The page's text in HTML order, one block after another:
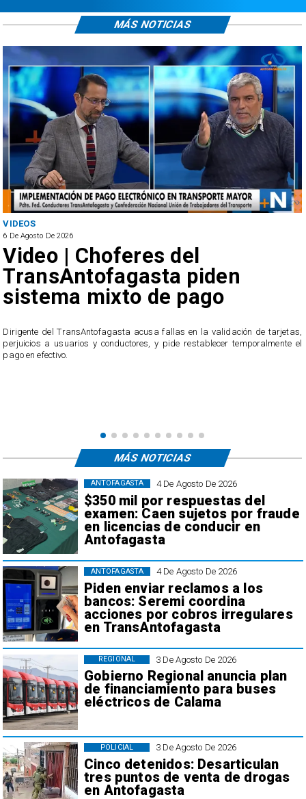
el
ANTOFAGASTA
6 De Agosto De 2026
SERNAC oficia a Bipay tras
reclamos por cobros
irregulares en el transporte
El servicio ofició a la empresa tras recibir casi 40 reclamos por parte de
MÁS NOTICIAS
4 De Agosto De 2026
$350 mil por respuestas del
examen: Caen sujetos por fraude
en licencias de conducir en
Antofagasta
ANTOFAGASTA
4 De Agosto De 2026
Piden enviar reclamos a los
bancos: Seremi coordina
acciones por cobros irregulares
en TransAntofagasta
ANTOFAGASTA
3 De Agosto De 2026
Gobierno Regional anuncia plan
de financiamiento para buses
eléctricos de Calama
REGIONAL
3 De Agosto De 2026
Cinco detenidos: Desarticulan
tres puntos de venta de drogas
en Antofagasta
POLICIAL
MÁS NOTICIAS